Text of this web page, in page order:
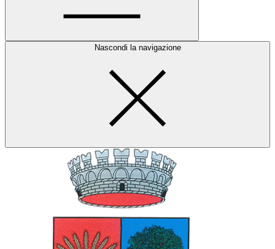
Nascondi la navigazione